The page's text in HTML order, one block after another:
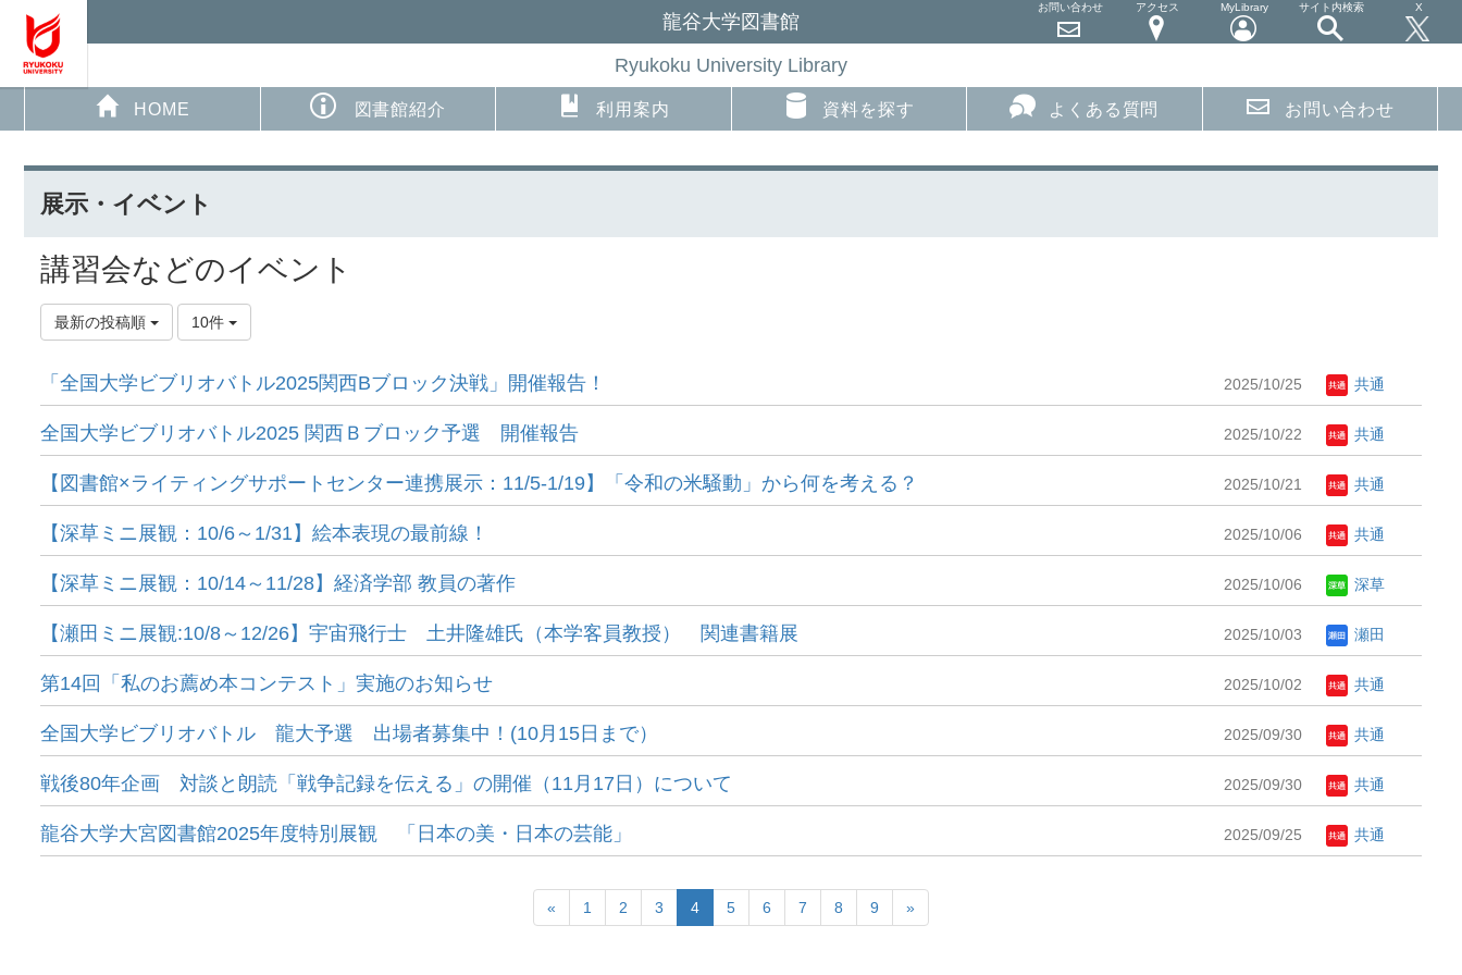
龍谷大学図書館
Ryukoku University Library
お問い合わせ アクセス MyLibrary サイト内検索 X
HOME 図書館紹介 利用案内 資料を探す よくある質問 お問い合わせ
展示・イベント
講習会などのイベント
最新の投稿順 10件
「全国大学ビブリオバトル2025関西Bブロック決戦」開催報告！ 2025/10/25 共通
全国大学ビブリオバトル2025 関西Ｂブロック予選 開催報告 2025/10/22 共通
【図書館×ライティングサポートセンター連携展示：11/5-1/19】「令和の米騒動」から何を考える？ 2025/10/21 共通
【深草ミニ展観：10/6～1/31】絵本表現の最前線！ 2025/10/06 共通
【深草ミニ展観：10/14～11/28】経済学部 教員の著作 2025/10/06 深草
【瀬田ミニ展観:10/8～12/26】宇宙飛行士 土井隆雄氏（本学客員教授） 関連書籍展 2025/10/03 瀬田
第14回「私のお薦め本コンテスト」実施のお知らせ 2025/10/02 共通
全国大学ビブリオバトル 龍大予選 出場者募集中！(10月15日まで） 2025/09/30 共通
戦後80年企画 対談と朗読「戦争記録を伝える」の開催（11月17日）について 2025/09/30 共通
龍谷大学大宮図書館2025年度特別展観 「日本の美・日本の芸能」 2025/09/25 共通
« 1 2 3 4 5 6 7 8 9 »